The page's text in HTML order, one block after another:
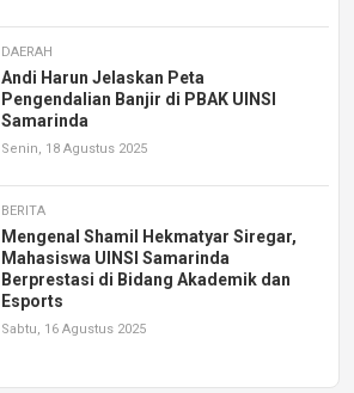
DAERAH
Andi Harun Jelaskan Peta
Pengendalian Banjir di PBAK UINSI
Samarinda
Senin, 18 Agustus 2025
BERITA
Mengenal Shamil Hekmatyar Siregar,
Mahasiswa UINSI Samarinda
Berprestasi di Bidang Akademik dan
Esports
Sabtu, 16 Agustus 2025